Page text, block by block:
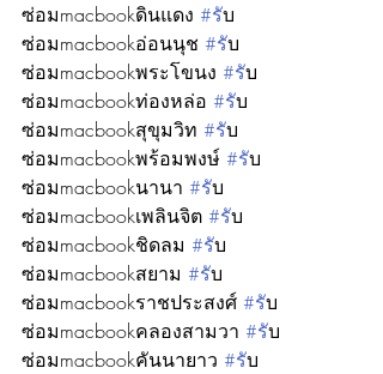
ซ่อมmacbookดินแดง #รับ
ซ่อมmacbookอ่อนนุช #รับ
ซ่อมmacbookพระโขนง #รับ
ซ่อมmacbookท่องหล่อ #รับ
ซ่อมmacbookสุขุมวิท #รับ
ซ่อมmacbookพร้อมพงษ์ #รับ
ซ่อมmacbookนานา #รับ
ซ่อมmacbookเพลินจิต #รับ
ซ่อมmacbookชิดลม #รับ
ซ่อมmacbookสยาม #รับ
ซ่อมmacbookราชประสงศ์ #รับ
ซ่อมmacbookคลองสามวา #รับ
ซ่อมmacbookคันนายาว #รับ